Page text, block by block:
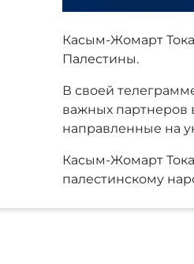
Касым-Жомарт
Палестины.
В своей
важных
направленные на
Касым-Жомарт
палестинскому